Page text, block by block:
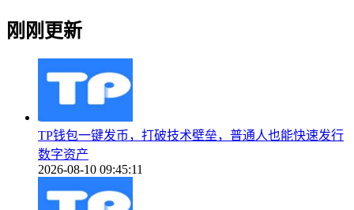
刚刚更新
TP钱包一键发币，打破技术壁垒，普通人也能快速发行
数字资产
2026-08-10 09:45:11